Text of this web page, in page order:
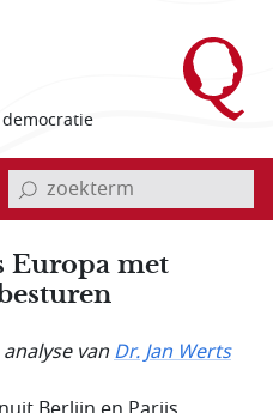
invoerveld zoekterm
Europa met
analyse vanDr. Jan Werts